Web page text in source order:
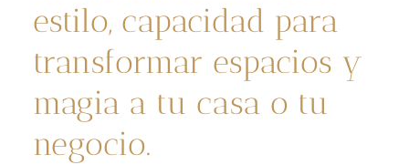
estilo, capacidad para
transformar espacios y
magia a tu casa o tu
negocio.